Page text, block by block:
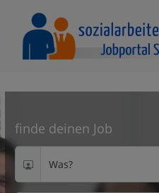
finde deinen Job
Was?